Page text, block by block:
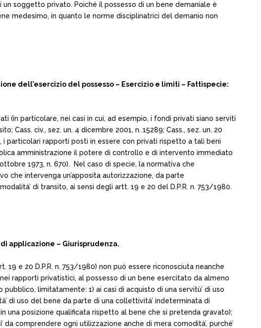
soggetto privato. Poiché il possesso di un bene demaniale è
medesimo, in quanto le norme disciplinatrici del demanio non
dell’esercizio del possesso – Esercizio e limiti – Fattispecie:
(in particolare, nei casi in cui, ad esempio, i fondi privati siano serviti
civ., sez. un. 4 dicembre 2001, n. 15289; Cass., sez. un. 20
i particolari rapporti posti in essere con privati rispetto a tali beni
amministrazione il potere di controllo e di intervento immediato
1973, n. 670). Nel caso di specie, la normativa che
che intervenga un’apposita autorizzazione, da parte
di transito, ai sensi degli artt. 19 e 20 del D.P.R. n. 753/1980.
applicazione – Giurisprudenza.
e 20 D.P.R. n. 753/1980) non può essere riconosciuta neanche
rapporti privatistici, al possesso di un bene esercitato da almeno
limitatamente: 1) ai casi di acquisto di una servitù’ di uso
di uso del bene da parte di una collettività’ indeterminata di
una posizione qualificata rispetto al bene che si pretenda gravato);
comprendere ogni utilizzazione anche di mera comodità’, purché’